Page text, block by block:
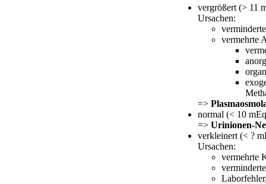
vergrößert (> 11
Ursachen:
vermehrte
=>
normal (< 10
=> Urinionen-
verkleinert (< ?
Ursachen:
vermehrte